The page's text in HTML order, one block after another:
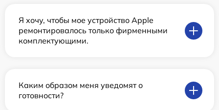
Я хочу, чтобы мое устройство Apple
ремонтировалось только фирменными
комплектующими.
Каким образом меня уведомят о
готовности?